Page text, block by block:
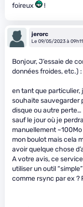
foireux
!
jerorc
Le 09/05/2023 à 09h11
Bonjour, J’essaie de
données froides, etc.) :
en tant que particulier,
souhaite sauvegarder
disque ou autre perte…
sauf le jour où je
manuellement
mon boulot mais cela
avoir quelque chose
A votre avis, ce
utiliser un outil
comme rsync par ex ?